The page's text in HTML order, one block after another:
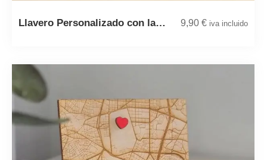
Llavero Personalizado con la… 9,90 € iva incluido